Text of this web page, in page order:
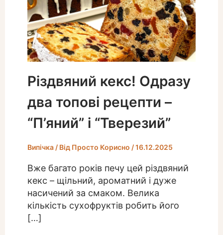
Різдвяний кекс! Одразу
два топові рецепти –
“П’яний” і “Тверезий”
Випічка/ Від Просто Корисно /16.12.2025
Вже багато років печу цей різдвяний
кекс – щільний, ароматний і дуже
насичений за смаком. Велика
кількість сухофруктів робить його
[…]